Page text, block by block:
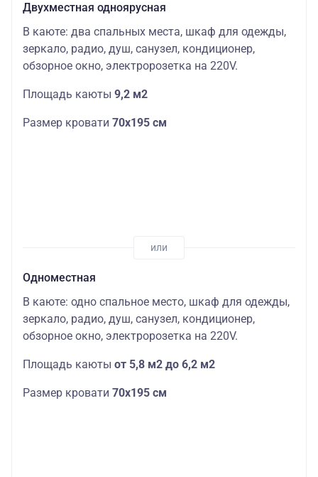
Двухместная одноярусная
В каюте: два спальных места, шкаф для одежды,
зеркало, радио, душ, санузел, кондиционер,
обзорное окно, электророзетка на 220V.
Площадь каюты 9,2 м2
Размер кровати 70х195 см
Одноместная
В каюте: одно спальное место, шкаф для одежды,
зеркало, радио, душ, санузел, кондиционер,
обзорное окно, электророзетка на 220V.
Площадь каюты от 5,8 м2 до 6,2 м2
Размер кровати 70х195 см